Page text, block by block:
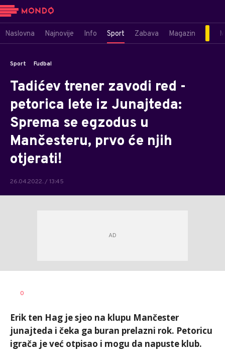
Naslovna Najnovije Info Sport Zabava Magazin
Sport Fudbal
Tadićev trener zavodi red -
petorica lete iz Junajteda:
Sprema se egzodus u
Mančesteru, prvo će njih
otjerati!
26.04.2022. / 13:45
AUTOR
0
Erik ten Hag je sjeo na klupu Mančester
junajteda i čeka ga buran prelazni rok. Petoricu
igrača je već otpisao i mogu da napuste klub.